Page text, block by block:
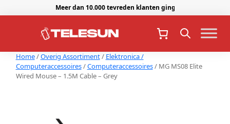
Meer dan 10.000 tevreden klanten gingen je voor.
Home/Overig Assortiment/ Elektronica /
Computeraccessoires/Computeraccessoires/ MG MS08 Elite
Wired Mouse – 1.5M Cable – Grey